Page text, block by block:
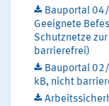
Bauportal
Geeignete
Schutznetze
barrierefrei)
Bauportal
kB, nicht